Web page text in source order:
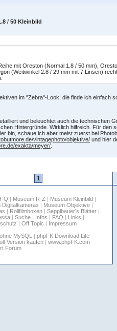
/ 50 Kleinbild
mit Oreston (Normal 1.8 / 50 mm),
(Weitwinkel 2.8 / 29 mm mit 7 Linsen)
im "Zebra"-Look, die finde ich einfach
und beleuchtet auch die technischen
Hintergründe. Wirklich hilfreich. Für den
bin, schaue ich aber meist zuerst bei
vintagephoto/objektive/ und hier
exakta/meyer/
1
Q | Museum R-Z | Museum Kleinbild |
Digitalkameras | Museum Objektive|
| Rollfilmboxen| Sepplbauer's Blätter|
| Suche | Infos | FAQ | Links |
| Off Topic | Impressum
MySQL | phpFK Download Lite-
Version kaufen| www.phpFK.com
Forum